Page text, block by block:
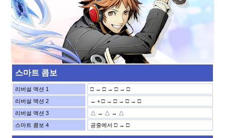
스마트 콤보
리버설 액션 1
□ → □ → □ → □
리버설 액션 2
←＋□ → □ → □ → □
리버설 액션 3
△ → △ → △
스마트 콤보 4
공중에서 □ → □